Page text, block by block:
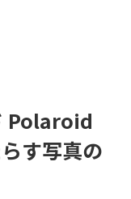
Polaroid
す写真の